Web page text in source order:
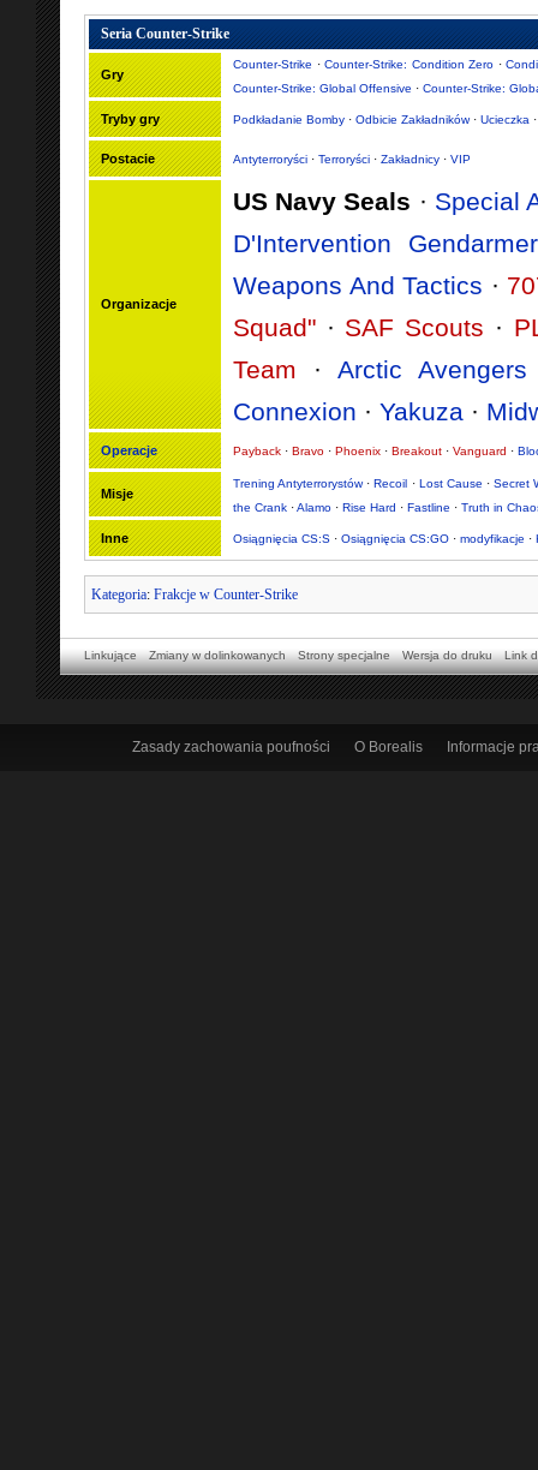
Seria Counter-Strike
Gry
Counter-Strike ·Counter-Strike: Condition Zero ·
Counter-Strike: Global Offensive · Counter-Strike:
Tryby gry Podkładanie Bomby · Odbicie Zakładników· Ucieczka
Postacie Antyterroryści · Terroryści · Zakładnicy · VIP
Organizacje
US Navy Seals · Special
D'Intervention
Weapons And Tactics ·
Squad" · SAF Scouts ·
Team · Arctic Avengers
Connexion · Yakuza ·
Operacje Payback · Bravo · Phoenix · Breakout · Vanguard ·
Misje
Trening Antyterrorystów·Recoil · Lost Cause ·Secret
the Crank ·Alamo · Rise Hard · Fastline · Truth in
Inne Osiągnięcia CS:S · Osiągnięcia CS:GO · modyfikacje ·
Kategoria: Frakcje w Counter-Strike
Linkujące Zmiany w dolinkowanych Strony specjalne Wersja do druku Link
Zasady zachowania poufności O Borealis Informacje